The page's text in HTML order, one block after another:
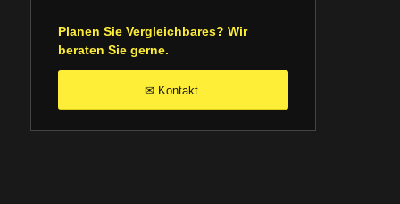
Planen Sie Vergleichbares? Wir
beraten Sie gerne.
✉ Kontakt